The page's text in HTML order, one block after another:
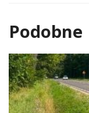
Podobne